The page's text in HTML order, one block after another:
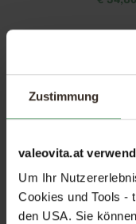
Zustimmung
valeovita.at
Um Ihr
Cookies und Tools -
den USA. Sie
Nattokinase
€ 21,80